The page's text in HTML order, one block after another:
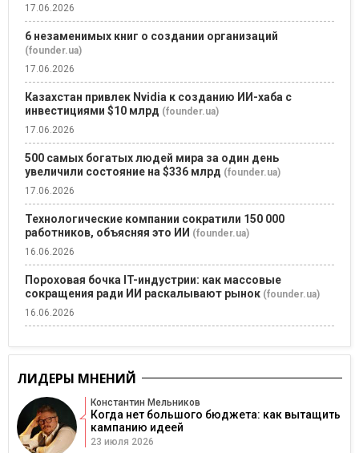
17.06.2026
6 незаменимых книг о создании организаций
(founder.ua)
17.06.2026
Казахстан привлек Nvidia к созданию ИИ-хаба с
инвестициями $10 млрд (founder.ua)
17.06.2026
500 самых богатых людей мира за один день
увеличили состояние на $336 млрд (founder.ua)
17.06.2026
Технологические компании сократили 150 000
работников, объясняя это ИИ (founder.ua)
16.06.2026
Пороховая бочка IT-индустрии: как массовые
сокращения ради ИИ раскалывают рынок (founder.ua)
16.06.2026
ЛИДЕРЫ МНЕНИЙ
Константин Мельников
Когда нет большого бюджета: как вытащить
кампанию идеей
23 июля 2026